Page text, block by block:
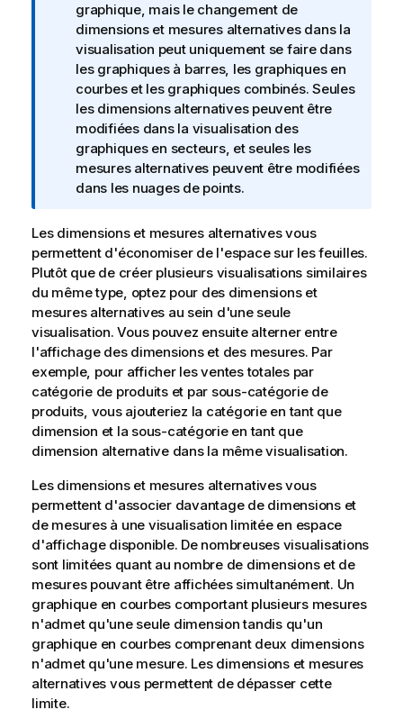
t
e
I
n
f
o
r
m
a
t
o
n
s
graphique, mais le changement de
dimensions et mesures alternatives dans la
visualisation peut uniquement se faire dans
les graphiques à barres, les graphiques en
courbes et les graphiques combinés. Seules
les dimensions alternatives peuvent être
modifiées dans la visualisation des
graphiques en secteurs, et seules les
mesures alternatives peuvent être modifiées
dans les nuages de points.
Les dimensions et mesures alternatives vous
permettent d'économiser de l'espace sur les feuilles.
Plutôt que de créer plusieurs visualisations similaires
du même type, optez pour des dimensions et
mesures alternatives au sein d'une seule
visualisation. Vous pouvez ensuite alterner entre
l'affichage des dimensions et des mesures. Par
exemple, pour afficher les ventes totales par
catégorie de produits et par sous-catégorie de
produits, vous ajouteriez la catégorie en tant que
dimension et la sous-catégorie en tant que
dimension alternative dans la même visualisation.
Les dimensions et mesures alternatives vous
permettent d'associer davantage de dimensions et
de mesures à une visualisation limitée en espace
d'affichage disponible. De nombreuses visualisations
sont limitées quant au nombre de dimensions et de
mesures pouvant être affichées simultanément. Un
graphique en courbes comportant plusieurs mesures
n'admet qu'une seule dimension tandis qu'un
graphique en courbes comprenant deux dimensions
n'admet qu'une mesure. Les dimensions et mesures
alternatives vous permettent de dépasser cette
limite.